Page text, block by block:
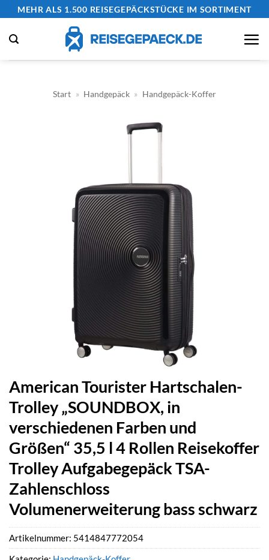
Zum
springen
MEHR ALS 1.500 REISEGEPÄCKSTÜCKE IM SORTIMENT
Start » Handgepäck » Handgepäck-Koffer
American Tourister Hartschalen-
Trolley „SOUNDBOX, in
verschiedenen Farben und
Größen“ 35,5 l 4 Rollen Reisekoffer
Trolley Aufgabegepäck TSA-
Zahlenschloss
Volumenerweiterung bass schwarz
Artikelnummer: 5414847772054